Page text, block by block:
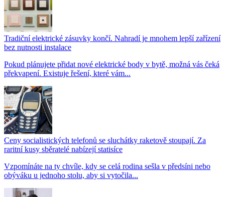
Tradiční elektrické zásuvky končí. Nahradí je mnohem lepší zařízení
bez nutnosti instalace
Pokud plánujete přidat nové elektrické body v bytě, možná vás čeká
překvapení. Existuje řešení, které vám...
Ceny socialistických telefonů se sluchátky raketově stoupají. Za
raritní kusy sběratelé nabízejí statisíce
Vzpomínáte na ty chvíle, kdy se celá rodina sešla v předsíni nebo
obýváku u jednoho stolu, aby si vytočila...